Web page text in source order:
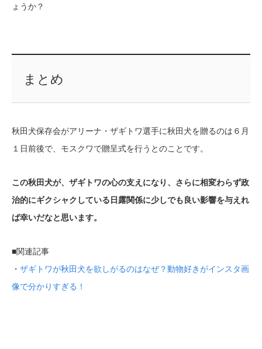
ょうか？
まとめ
秋田犬保存会がアリーナ・ザギトワ選手に秋田犬を贈るのは６月
１日前後で、モスクワで贈呈式を行うとのことです。
この秋田犬が、ザギトワの心の支えになり、さらに相変わらず政
治的にギクシャクしている日露関係に少しでも良い影響を与えれ
ば幸いだなと思います。
■関連記事
・ ザギトワが秋田犬を欲しがるのはなぜ？動物好きがインスタ画
像で分かりすぎる！